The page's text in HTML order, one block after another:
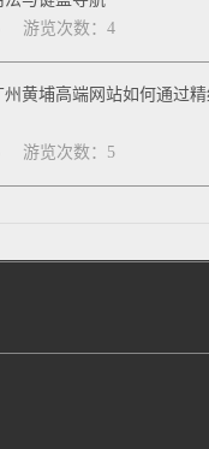
游览次数：4
黄埔高端网站如何通过
游览次数：5